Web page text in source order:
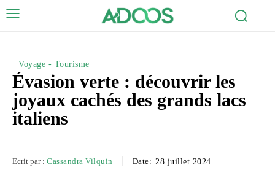
Voyage - Tourisme
Évasion verte : découvrir les
joyaux cachés des grands lacs
italiens
Ecrit par : Cassandra Vilquin Date: 28 juillet 2024